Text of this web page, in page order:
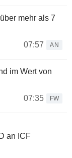
mehr als 7
07:57
AN
im Wert von
07:35
FW
an ICF